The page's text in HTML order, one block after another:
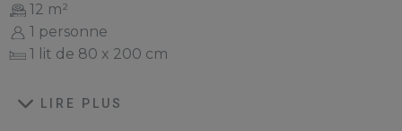
12 m²
1 personne
1 lit de 80 x 200 cm
LIRE PLUS